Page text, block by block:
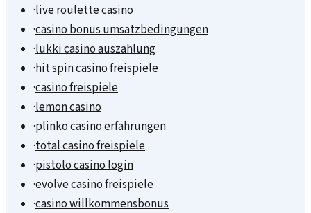
·live roulette casino
·casino bonus umsatzbedingungen
·lukki casino auszahlung
·hit spin casino freispiele
·casino freispiele
·lemon casino
·plinko casino erfahrungen
·total casino freispiele
·pistolo casino login
·evolve casino freispiele
·casino willkommensbonus